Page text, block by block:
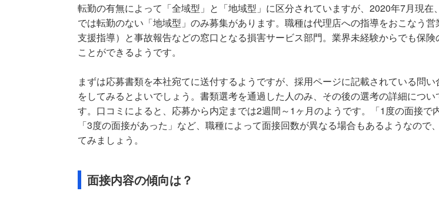
転勤の有無によって「全域型」と「地域型」に区分されていますが、2020年7月現在
では転勤のない「地域型」のみ募集があります。職種は代理店への指導をおこなう
支援指導）と事故報告などの窓口となる損害サービス部門。業界未経験からでも保険
ことができるようです。
まずは応募書類を本社宛てに送付するようですが、採用ページに記載されている問
をしてみるとよいでしょう。書類選考を通過した人のみ、その後の選考の詳細につい
す。口コミによると、応募から内定までは2週間～1ヶ月のようです。「1度の面接で
「3度の面接があった」など、職種によって面接回数が異なる場合もあるようなので
てみましょう。
面接内容の傾向は？